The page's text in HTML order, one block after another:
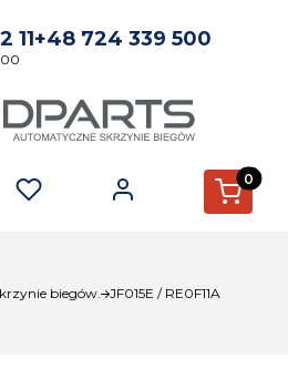
11+48 724 339 500
Produkty
biegów. JF015E / RE0F11A